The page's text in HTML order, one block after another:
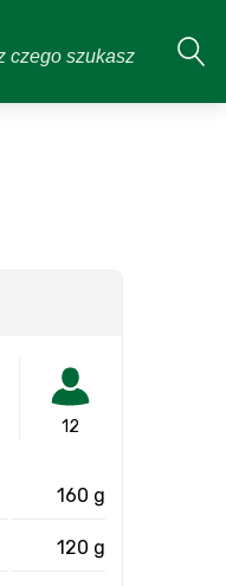
12
160 g
120 g